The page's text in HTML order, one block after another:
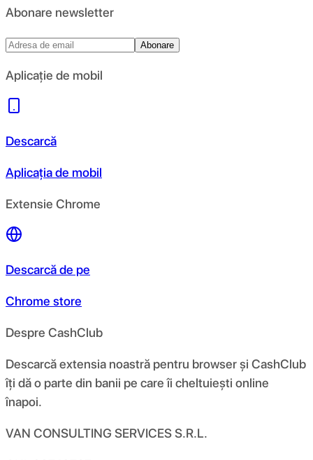
Abonare newsletter
Abonare
Aplicație de mobil
Descarcă
Aplicația de mobil
Extensie Chrome
Descarcă de pe
Chrome store
Despre CashClub
Descarcă extensia noastră pentru browser și CashClub
îți dă o parte din banii pe care îi cheltuiești online
înapoi.
VAN CONSULTING SERVICES S.R.L.